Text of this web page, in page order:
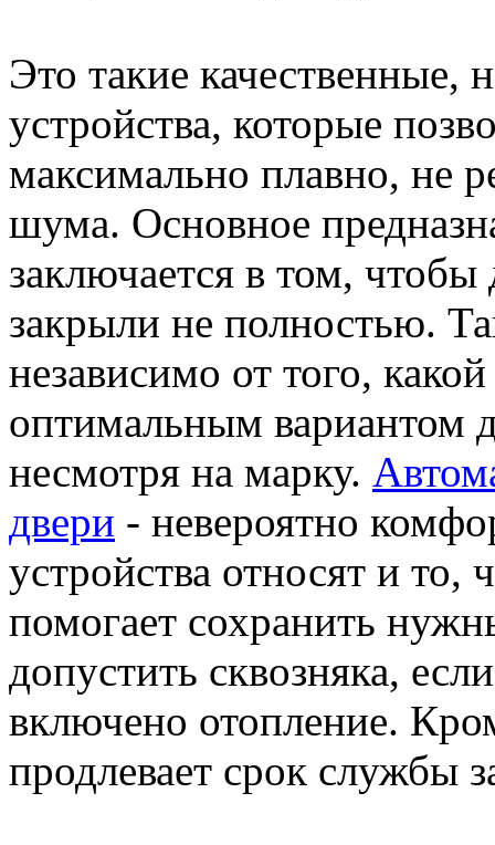
Это такие качественные,
устройства, которые
максимально плавно, не
шума. Основное
заключается в том, чтобы
закрыли не полностью.
независимо от того,
оптимальным вариантом
несмотря на марку.
двери - невероятно
устройства относят и
помогает сохранить
допустить сквозняка,
включено отопление.
продлевает срок службы